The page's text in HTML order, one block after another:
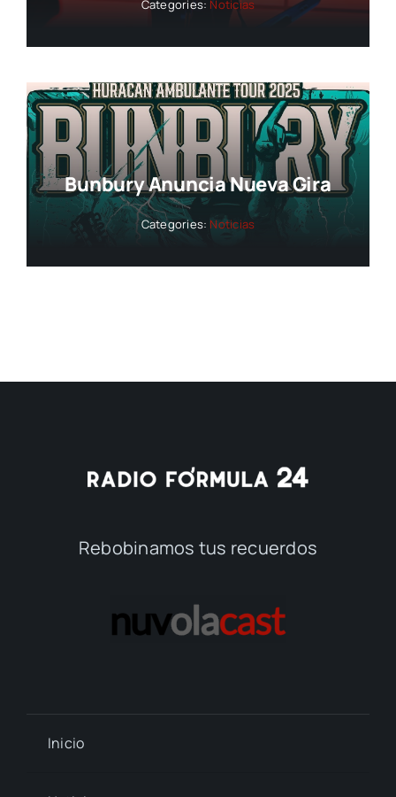
Categories: Noticias
Bunbury Anuncia Nueva Gira
Categories: Noticias
Rebobinamos tus recuerdos
Inicio